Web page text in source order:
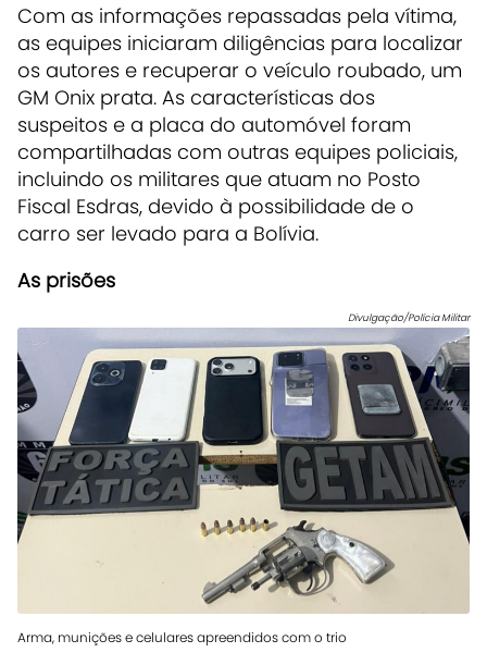
Com as informações repassadas pela vítima,
as equipes iniciaram diligências para localizar
os autores e recuperar o veículo roubado, um
GM Onix prata. As características dos
suspeitos e a placa do automóvel foram
compartilhadas com outras equipes policiais,
incluindo os militares que atuam no Posto
Fiscal Esdras, devido à possibilidade de o
carro ser levado para a Bolívia.
As prisões
Divulgação/Polícia Militar
Arma, munições e celulares apreendidos com o trio